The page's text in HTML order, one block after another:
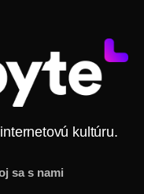
kultúru.
sa s nami